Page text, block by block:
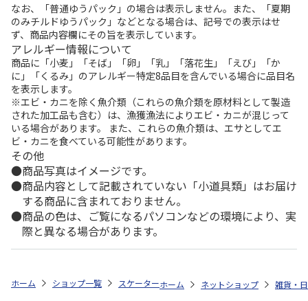
なお、「普通ゆうパック」の場合は表示しません。また、「夏期
のみチルドゆうパック」などとなる場合は、記号での表示はせ
ず、商品内容欄にその旨を表示しています。
アレルギー情報について
商品に「小麦」「そば」「卵」「乳」「落花生」「えび」「か
に」「くるみ」のアレルギー特定8品目を含んでいる場合に品目名
を表示します。
※エビ・カニを除く魚介類（これらの魚介類を原材料として製造
された加工品も含む）は、漁獲漁法によりエビ・カニが混じって
いる場合があります。 また、これらの魚介類は、エサとしてエ
ビ・カニを食べている可能性があります。
その他
商品写真はイメージです。
商品内容として記載されていない「小道具類」はお届け
する商品に含まれておりません。
商品の色は、ご覧になるパソコンなどの環境により、実
際と異なる場合があります。
ホーム ショップ一覧 スケーター 食洗機対応 ふわっとフタタイトラ
ホーム ネットショップ 雑貨・